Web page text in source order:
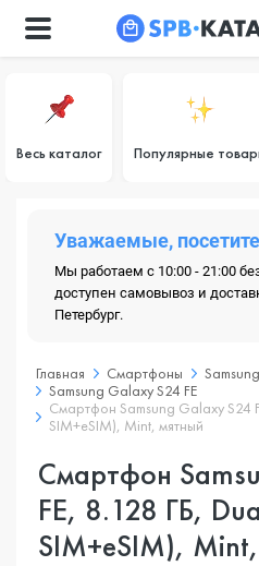
Весь каталог Популярные
Уважаемые,
Мы работаем с 10:00 - 21:00
доступен самовывоз и
Петербург.
Главная Смартфоны Samsung
Samsung Galaxy S24 FE
Смартфон Samsung Galaxy S24
SIM+eSIM), Mint, мятный
Смартфон
FE, 8.128 ГБ,
SIM+eSIM),